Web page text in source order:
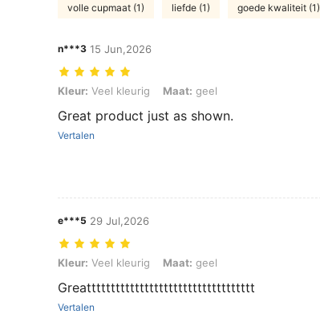
volle cupmaat (1) liefde (1) goede kwaliteit (1)
n***3 15 Jun,2026
Kleur: Veel kleurig, Maat: geel
Kleur: Veel kleurig Maat: geel
Great product just as shown.
Vertalen
e***5 29 Jul,2026
Kleur: Veel kleurig, Maat: geel
Kleur: Veel kleurig Maat: geel
Greattttttttttttttttttttttttttttttttttt
Vertalen